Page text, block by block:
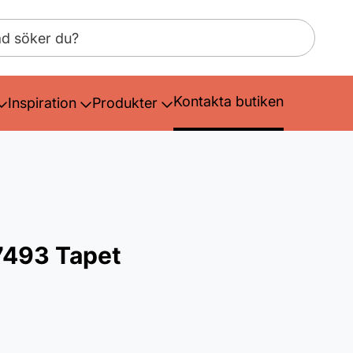
Inspiration Produkter Kontakta butiken
Tapet